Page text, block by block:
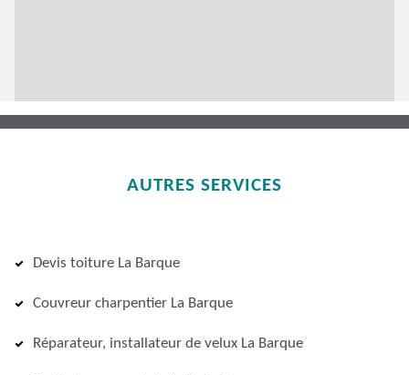
AUTRES SERVICES
Devis toiture La Barque
Couvreur charpentier La Barque
Réparateur, installateur de velux La Barque